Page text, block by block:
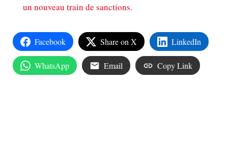
un nouveau train de sanctions.
Facebook Share on X LinkedIn
WhatsApp Email Copy Link